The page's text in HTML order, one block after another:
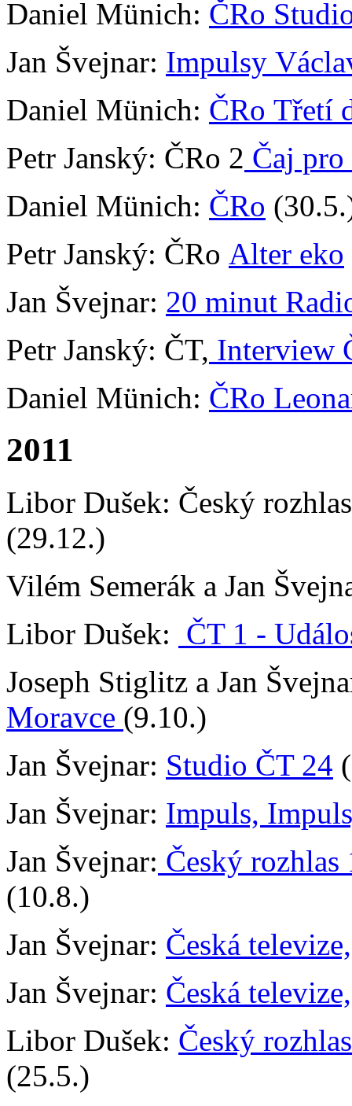
Daniel Münich: ČRo
Jan Švejnar: Impulsy
Daniel Münich: ČRo Třetí
Petr Janský: ČRo 2 Čaj pro
Daniel Münich: ČRo
Petr Janský: ČRo Alter eko
Jan Švejnar: 20 minut
Petr Janský: ČT, Interview
Daniel Münich: ČRo
2011
Libor Dušek: Český
(29.12.)
Vilém Semerák a Jan
Libor Dušek: ČT 1 -
Joseph Stiglitz a Jan
Moravce (9.10.)
Jan Švejnar: Studio ČT 24
Jan Švejnar: Impuls,
Jan Švejnar: Český
(10.8.)
Jan Švejnar: Česká
Jan Švejnar: Česká
Libor Dušek: Český
(25.5.)